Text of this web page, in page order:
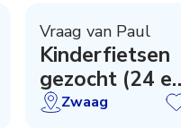
Vraag van Paul
Kinderfietsen
gezocht (24
26 inch)
Zwaag